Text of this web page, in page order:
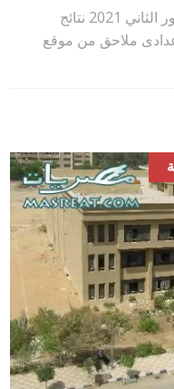
نتيجة الشهادة الاعدادية الازهرية الدور الثاني 2021 نتائج
ملاحق من موقع